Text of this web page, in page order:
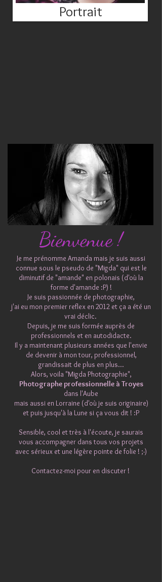
Portrait
Bienvenue !
Je me prénomme Amanda mais je suis aussi
connue sous le pseudo de "Migda" qui est le
diminutif de "amande" en polonais (d'où la
forme d'amande :P) !
Je suis passionnée de photographie,
j'ai eu mon premier reflex en 2012 et ça a été un
vrai déclic.
Depuis, je me suis formée auprès de
professionnels et en autodidacte.
Il y a maintenant plusieurs années que l'envie
de devenir à mon tour, professionnel,
grandissait de plus en plus...
Alors, voila "Migda Photographie",
Photographe professionnelle à Troyes
dans l'Aube
mais aussi en Lorraine (d'où je suis originaire)
et puis jusqu'à la Lune si ça vous dit ! :P
Sensible, cool et très à l'écoute, je saurais
vous accompagner dans tous vos projets
avec sérieux et une légère pointe de folie ! ;-)
Contactez-moi pour en discuter !